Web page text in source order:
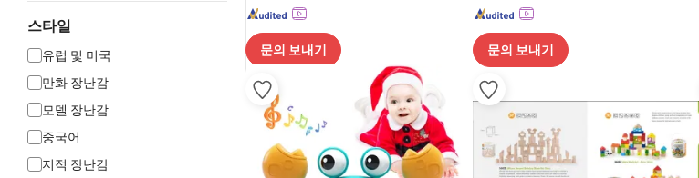
스타일
유럽​​ 및 미국
만화 장난감
모델 장난감
중국어
지적 장난감
문의 보내기 문의 보내기